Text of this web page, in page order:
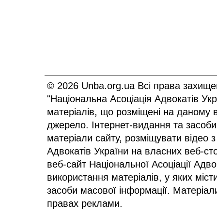
© 2026 Unba.org.ua Всі права
"Національна Асоціація Адвокатів
матеріалів, що розміщені на даному
джерело. Інтернет-видання та
матеріали сайту, розміщувати відео
Адвокатів України на власних веб-
веб-сайт Національної Асоціації
використання матеріалів, у яких
засоби масової інформації.
правах реклами.